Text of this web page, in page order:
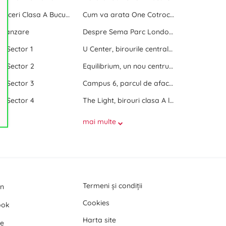
Centre de afaceri Clasa A Bucuresti
vanzare
Sector 1
Sector 2
Sector 3
Sector 4
Cum va arata One Cotroceni Park
Despre Sema Parc London si Sema Parc Oslo
U Center, birourile centrale dintre doua parcuri
Equilibrium, un nou centru de birouri langa Promenada Mall
Campus 6, parcul de afaceri de langa Politehnica Bucuresti
The Light, birouri clasa A langa Politehnica Bucuresti
mai multe
Termeni și condiții
Cookies
Harta site